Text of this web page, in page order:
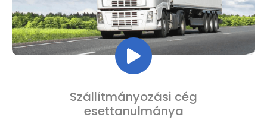
Szállítmányozási cég
esettanulmánya